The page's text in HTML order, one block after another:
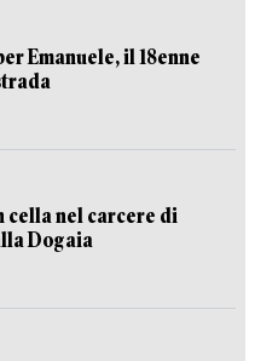
Emanuele, il 18enne
cella nel carcere di
Dogaia